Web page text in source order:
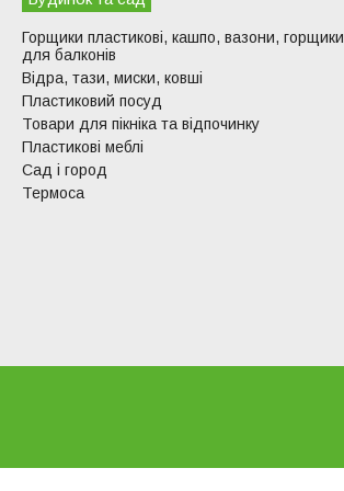
Горщики пластикові, кашпо, вазони, горщики
для балконів
Відра, тази, миски, ковші
Пластиковий посуд
Товари для пікніка та відпочинку
Пластикові меблі
Сад і город
Термоса